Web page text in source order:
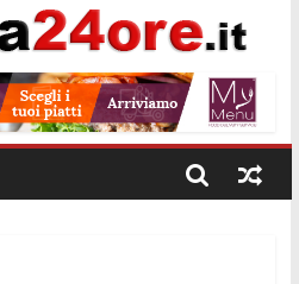
astronomia, musica e sapori al
censimento a Monselice, arresto
maltrattamenti, arresto a